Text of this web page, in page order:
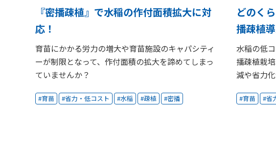
『密播疎植』で水稲の作付面積拡大に対
応！
育苗にかかる労力の増大や育苗施設のキャパシティ
ーが制限となって、作付面積の拡大を諦めてしまっ
ていませんか？
育苗 省力・低コスト 水稲 疎植 密播
どのく
播疎植
水稲の低
播疎植栽
減や省力
育苗 省